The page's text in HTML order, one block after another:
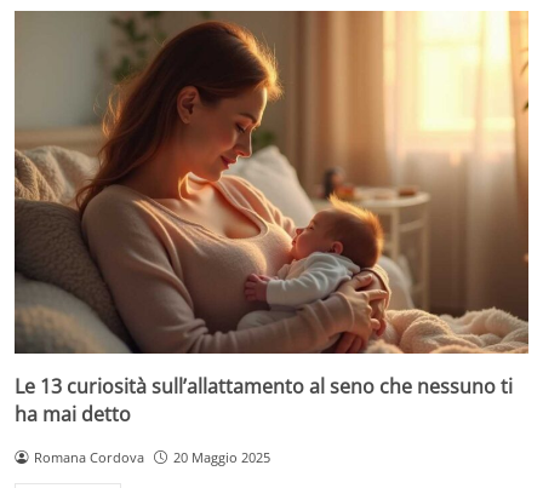
Le 13 curiosità sull’allattamento al seno che nessuno ti
ha mai detto
Romana Cordova 20 Maggio 2025